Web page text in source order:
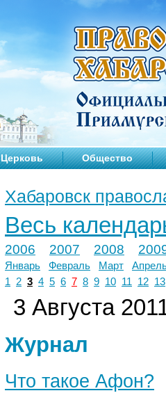
Церковь Общество
Хабаровск
Весь
2006 2007 2008
Январь Февраль Март
1
2 3 4 5 6 7 8 9 10 11 12 13
3 Августа
Журнал
Что такое Афон?